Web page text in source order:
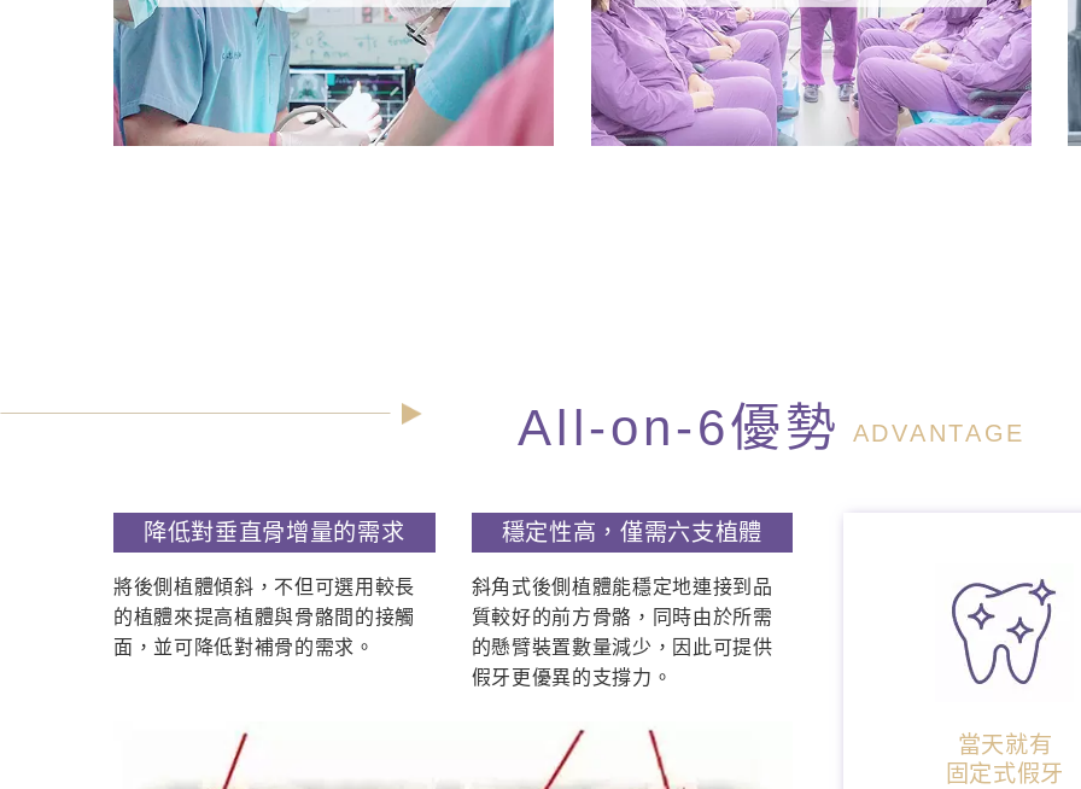
All-on-6優勢 ADVANTAGE
降低對垂直骨增量的需求
將後側植體傾斜，不但可選用較長
的植體來提高植體與骨骼間的接觸
面，並可降低對補骨的需求。
穩定性高，僅需六支植體
斜角式後側植體能穩定地連接到品
質較好的前方骨骼，同時由於所需
的懸臂裝置數量減少，因此可提供
假牙更優異的支撐力。
當天就有
固定式假牙